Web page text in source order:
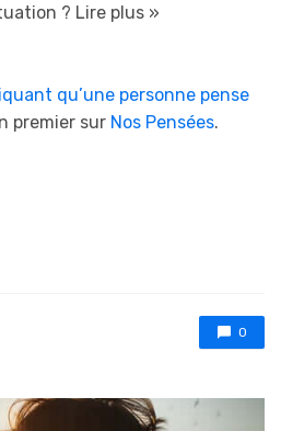
? Lire plus »
qu’une personne pense
premier sur Nos Pensées.
0